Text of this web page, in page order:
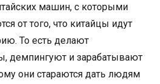
машин, с которыми
от того, что китайцы идут
То есть делают
демпингуют и зарабатывают
они стараются дать людям